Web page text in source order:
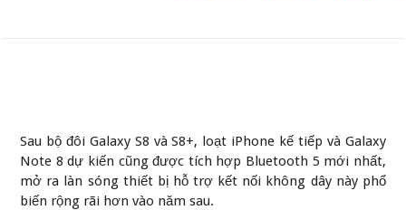
Sau bộ đôi Galaxy S8 và S8+, loạt iPhone kế tiếp và Galaxy
Note 8 dự kiến cũng được tích hợp Bluetooth 5 mới nhất,
mở ra làn sóng thiết bị hỗ trợ kết nối không dây này phổ
biến rộng rãi hơn vào năm sau.